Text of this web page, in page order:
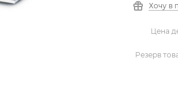
Хочу в
Цена
Резерв